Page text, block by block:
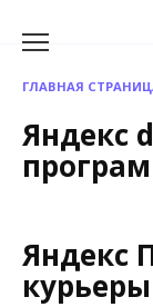
ГЛАВНАЯ
Яндекс
Яндекс